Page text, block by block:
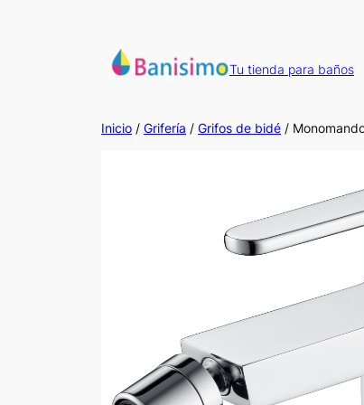
Tu tienda para baños
Inicio / Grifería / Grifos de bidé /